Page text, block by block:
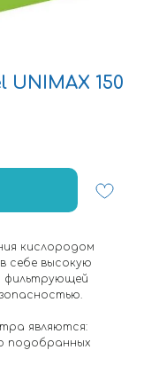
150
кислородом
себе высокую
фильтрующей
являются:
подобранных